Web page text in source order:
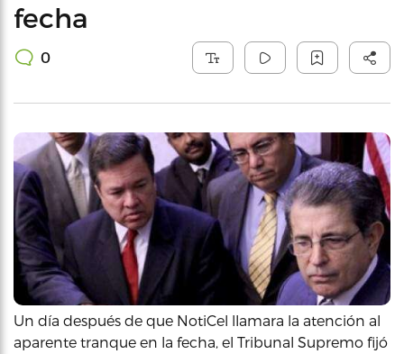
fecha
0
Un día después de que NotiCel llamara la atención al
aparente tranque en la fecha, el Tribunal Supremo fijó